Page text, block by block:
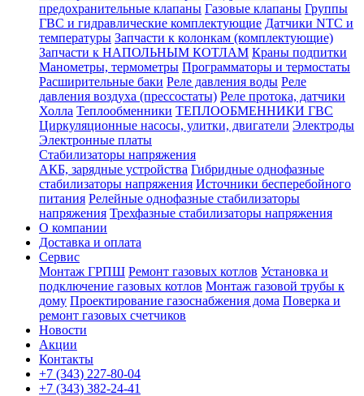
предохранительные клапаны Газовые клапаны Группы
ГВС и гидравлические комплектующие Датчики NTC и
температуры Запчасти к колонкам (комплектующие)
Запчасти к НАПОЛЬНЫМ КОТЛАМ Краны подпитки
Манометры, термометры Программаторы и термостаты
Расширительные баки Реле давления воды Реле
давления воздуха (прессостаты) Реле протока, датчики
Холла Теплообменники ТЕПЛООБМЕННИКИ ГВС
Циркуляционные насосы, улитки, двигатели Электроды
Электронные платы
Стабилизаторы напряжения
АКБ, зарядные устройства Гибридные однофазные
стабилизаторы напряжения Источники бесперебойного
питания Релейные однофазные стабилизаторы
напряжения Трехфазные стабилизаторы напряжения
О компании
Доставка и оплата
Сервис
Монтаж ГРПШ Ремонт газовых котлов Установка и
подключение газовых котлов Монтаж газовой трубы к
дому Проектирование газоснабжения дома Поверка и
ремонт газовых счетчиков
Новости
Акции
Контакты
+7 (343) 227-80-04
+7 (343) 382-24-41